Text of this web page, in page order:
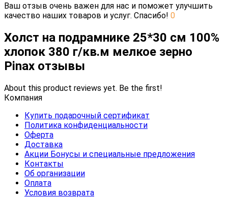
Ваш отзыв очень важен для нас и поможет улучшить
качество наших товаров и услуг. Спасибо! 0
Холст на подрамнике 25*30 см 100%
хлопок 380 г/кв.м мелкое зерно
Pinax отзывы
About this product reviews yet. Be the first!
Компания
Купить подарочный сертификат
Политика конфиденциальности
Оферта
Доставка
Акции Бонусы и специальные предложения
Контакты
Об организации
Оплата
Условия возврата